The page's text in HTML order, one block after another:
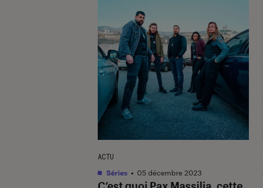
ACTU
Séries • 05 décembre 2023